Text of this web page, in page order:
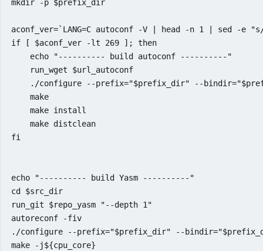
mkdir -p $prefix_dir
aconf_ver=`LANG=C autoconf -V | head -n 1 | sed
if [ $aconf_ver -lt 269 ]; then
    echo "---------- build autoconf ----------"
    run_wget $url_autoconf
./configure --prefix="$prefix_dir" --
    make
    make install
    make distclean
fi
echo "---------- build Yasm ----------"
cd $src_dir
run_git $repo_yasm "--depth 1"
autoreconf -fiv
./configure --prefix="$prefix_dir" --
make -j${cpu_core}